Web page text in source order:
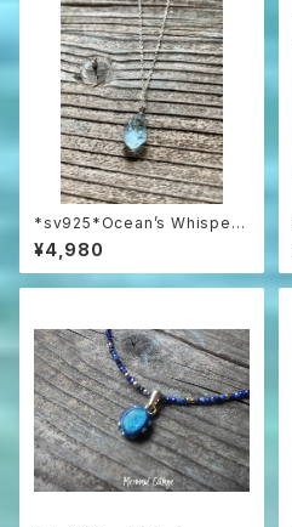
*sv925*Ocean’s Whisper
– Raw Aquamarine Pendan
t アクアマリンラフロックのネッ
クレス
¥4,980